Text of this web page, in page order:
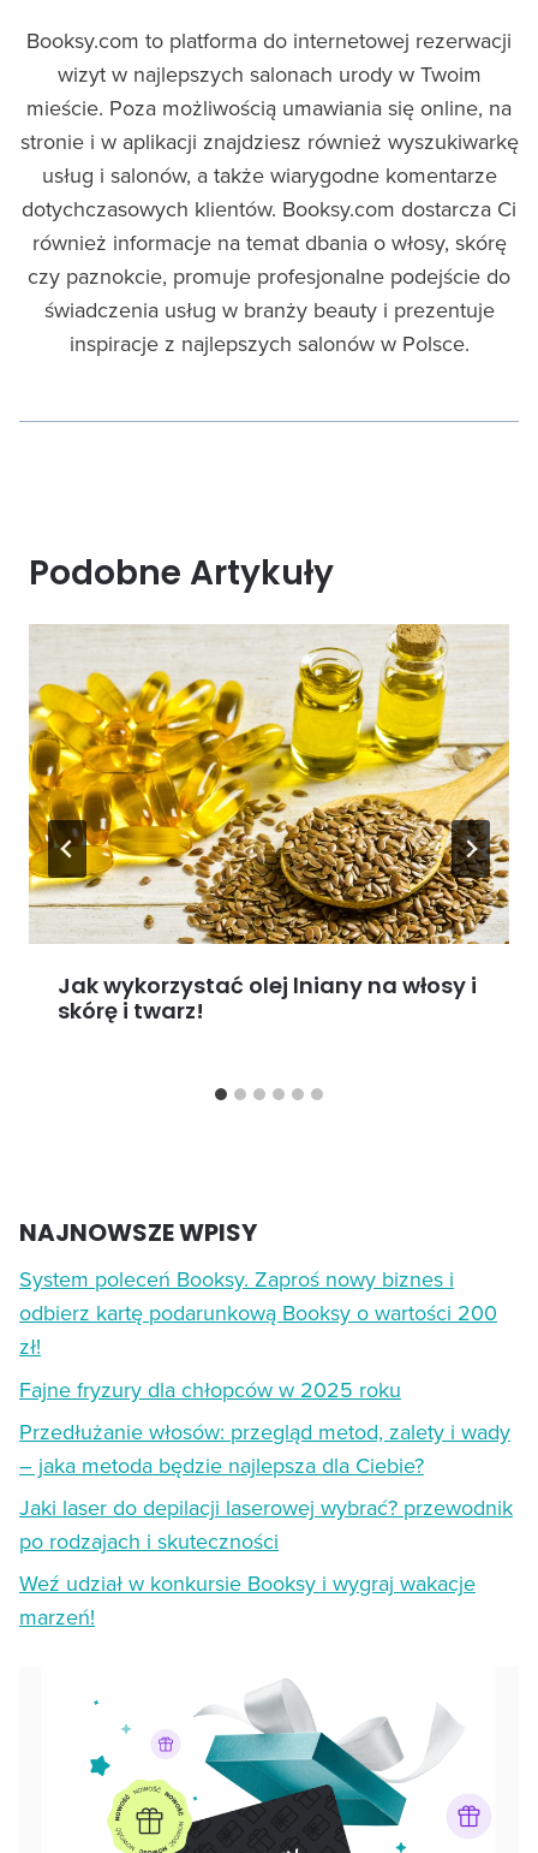
Booksy.com to platforma do internetowej rezerwacji
wizyt w najlepszych salonach urody w Twoim
mieście. Poza możliwością umawiania się online, na
stronie i w aplikacji znajdziesz również wyszukiwarkę
usług i salonów, a także wiarygodne komentarze
dotychczasowych klientów. Booksy.com dostarcza Ci
również informacje na temat dbania o włosy, skórę
czy paznokcie, promuje profesjonalne podejście do
świadczenia usług w branży beauty i prezentuje
inspiracje z najlepszych salonów w Polsce.
Podobne Artykuły
Jak wykorzystać olej lniany na włosy i
skórę i twarz!
NAJNOWSZE WPISY
System poleceń Booksy. Zaproś nowy biznes i
odbierz kartę podarunkową Booksy o wartości 200
zł!
Fajne fryzury dla chłopców w 2025 roku
Przedłużanie włosów: przegląd metod, zalety i wady
– jaka metoda będzie najlepsza dla Ciebie?
Jaki laser do depilacji laserowej wybrać? przewodnik
po rodzajach i skuteczności
Weź udział w konkursie Booksy i wygraj wakacje
marzeń!